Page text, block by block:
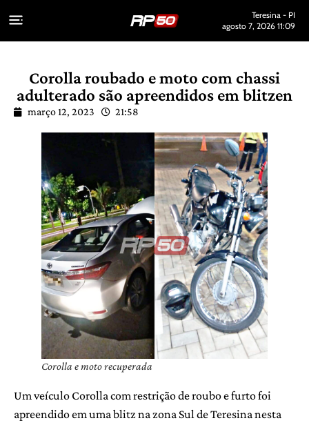
Teresina - PI
agosto 7, 2026 11:09
Corolla roubado e moto com chassi
adulterado são apreendidos em blitzen
março 12, 2023 21:58
Corolla e moto recuperada
Um veículo Corolla com restrição de roubo e furto foi
apreendido em uma blitz na zona Sul de Teresina nesta